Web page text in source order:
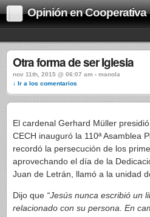
Opinión en Cooperativa
Otra forma de ser Iglesia
nov 11th, 2015 @ 06:07 am › manola
↓ Ir a los comentarios
El cardenal Gerhard Müller
CECH inauguró la 110ª Asamblea
recordó la persecución de los
aprovechando el día de la
Juan de Letrán, llamó a la unidad
Dijo que “Jesús nunca escribió un
relacionado con su persona. En